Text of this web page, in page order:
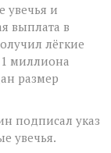
и
выплата в
лёгкие
1 миллиона
размер
подписал указ
увечья.